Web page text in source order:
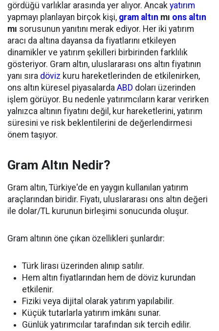
gördüğü varlıklar arasında yer alıyor. Ancak yatırım
yapmayı planlayan birçok kişi, gram altın mı ons altın
mı sorusunun yanıtını merak ediyor. Her iki yatırım
aracı da altına dayansa da fiyatlarını etkileyen
dinamikler ve yatırım şekilleri birbirinden farklılık
gösteriyor. Gram altın, uluslararası ons altın fiyatının
yanı sıra döviz kuru hareketlerinden de etkilenirken,
ons altın küresel piyasalarda ABD doları üzerinden
işlem görüyor. Bu nedenle yatırımcıların karar verirken
yalnızca altının fiyatını değil, kur hareketlerini, yatırım
süresini ve risk beklentilerini de değerlendirmesi
önem taşıyor.
Gram Altın Nedir?
Gram altın, Türkiye'de en yaygın kullanılan yatırım
araçlarından biridir. Fiyatı, uluslararası ons altın değeri
ile dolar/TL kurunun birleşimi sonucunda oluşur.
Gram altının öne çıkan özellikleri şunlardır:
Türk lirası üzerinden alınıp satılır.
Hem altın fiyatlarından hem de döviz kurundan
etkilenir.
Fiziki veya dijital olarak yatırım yapılabilir.
Küçük tutarlarla yatırım imkânı sunar.
Günlük yatırımcılar tarafından sık tercih edilir.